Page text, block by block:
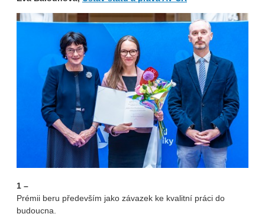
1 –
Prémii beru především jako závazek ke kvalitní práci do
budoucna.